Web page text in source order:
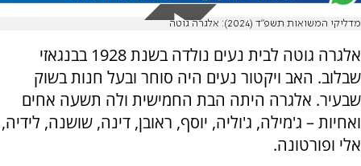
מדליקי המשואות תשפ"ד (2024): אלגרה גוטה
אלגרה גוטה לבית נעים נולדה בשנת 1928 בבנגאזי
שבלוב. האב ויקטור נעים היה סוחר ובעל חנות בשוק
שבעיר. אלגרה היתה הבת החמישית ולה תשעה אחים
ואחיות – ג'מילה, ג'וליה, יוסף, ראובן, דינה, שושנה, לידיה,
אלי ופורטונה.